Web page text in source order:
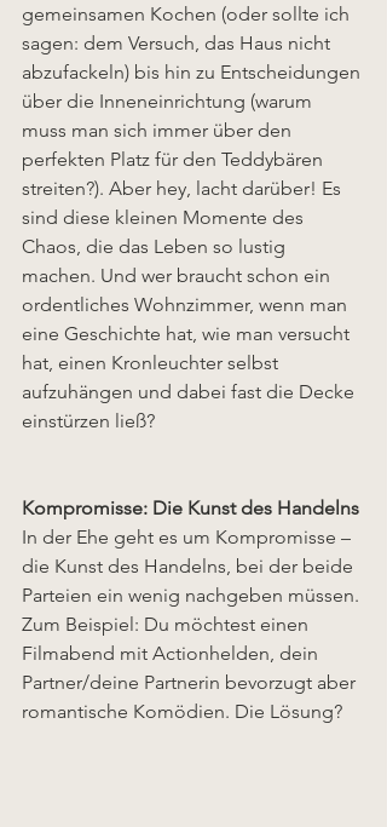
gemeinsamen Kochen (oder sollte ich
sagen: dem Versuch, das Haus nicht
abzufackeln) bis hin zu Entscheidungen
über die Inneneinrichtung (warum
muss man sich immer über den
perfekten Platz für den Teddybären
streiten?). Aber hey, lacht darüber! Es
sind diese kleinen Momente des
Chaos, die das Leben so lustig
machen. Und wer braucht schon ein
ordentliches Wohnzimmer, wenn man
eine Geschichte hat, wie man versucht
hat, einen Kronleuchter selbst
aufzuhängen und dabei fast die Decke
einstürzen ließ?
Kompromisse: Die Kunst des Handelns
In der Ehe geht es um Kompromisse –
die Kunst des Handelns, bei der beide
Parteien ein wenig nachgeben müssen.
Zum Beispiel: Du möchtest einen
Filmabend mit Actionhelden, dein
Partner/deine Partnerin bevorzugt aber
romantische Komödien. Die Lösung?